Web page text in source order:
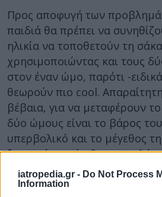
iatropedia.gr - Do Not Process
Information
Προς αποφυγή των
παιδιά θα πρέπει να
ηλικία να τοποθετούν τη
χρησιμοποιώντας και τους
στον έναν ώμο, παρότι -
θεωρούν πιο cool.
βέβαια, για να μεταφέρουν
δύο ώμους είναι το βάρος
υπερβολικό και το μέγεθος
ξεπερνά το μέγεθος της
είναι το σακίδιο πλάτης να
οποίος βοηθά στη μεταφορά